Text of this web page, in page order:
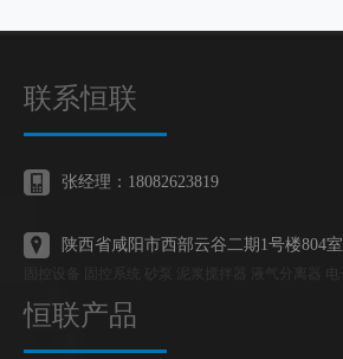
联系恒联
张经理：18082623819
陕西省咸阳市西部云谷二期1号楼804室
恒联产品